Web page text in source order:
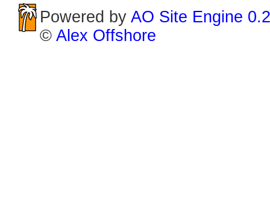
Powered by AO Site Engine
© Alex Offshore